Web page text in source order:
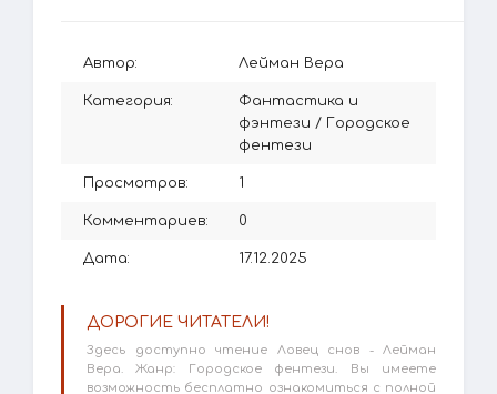
Автор: Лейман Вера
Категория:
Фантастика и
фэнтези / Городское
фентези
Просмотров: 1
Комментариев: 0
Дата: 17.12.2025
ДОРОГИЕ ЧИТАТЕЛИ!
Здесь доступно чтение Ловец снов - Лейман
Вера. Жанр: Городское фентези. Вы имеете
возможность бесплатно ознакомиться с полной